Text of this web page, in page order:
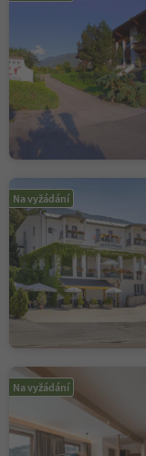
Na vyžádání
Na vyžádání